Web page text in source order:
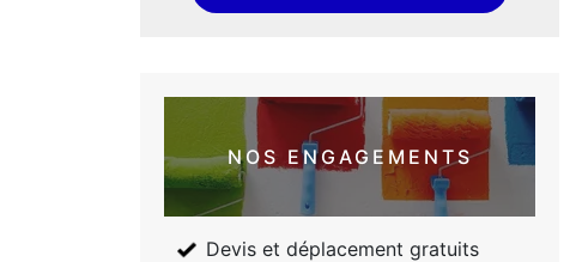
NOS ENGAGEMENTS
Devis et déplacement gratuits